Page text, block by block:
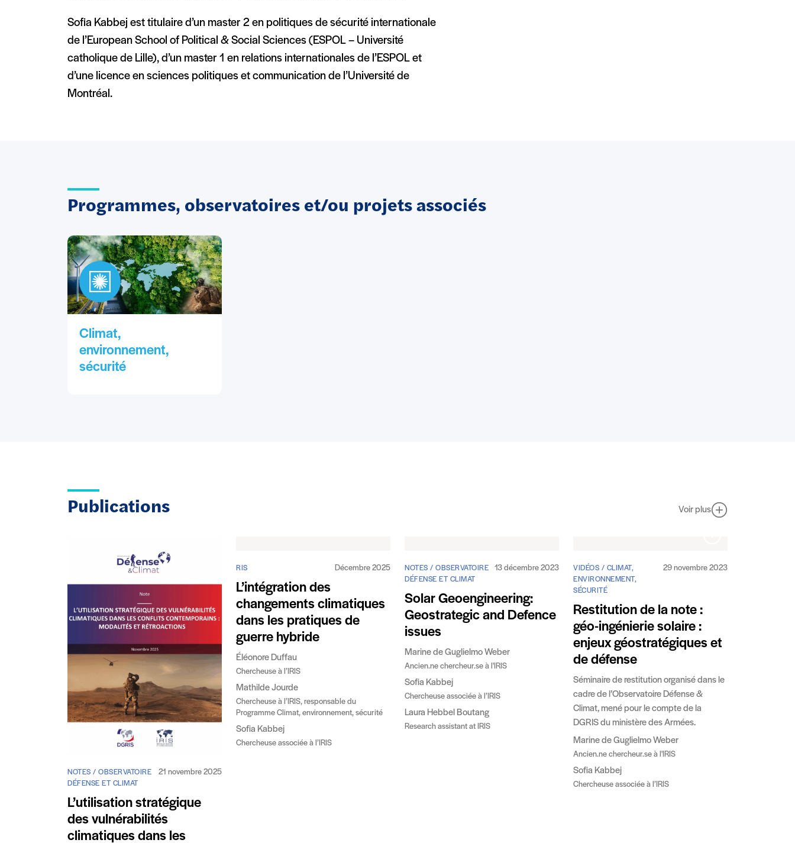
Sofia Kabbej est titulaire d’un master 2 en politiques de sécurité internationale
de l’European School of Political & Social Sciences (ESPOL – Université
catholique de Lille), d’un master 1 en relations internationales de l’ESPOL et
d’une licence en sciences politiques et communication de l’Université de
Montréal.
Programmes, observatoires et/ou projets associés
Climat,
environnement,
sécurité
Publications Voir plus
NOTES / OBSERVATOIRE
DÉFENSE ET CLIMAT
21 novembre 2025
L’utilisation stratégique
des vulnérabilités
climatiques dans les
RIS Décembre 2025
L’intégration des
changements climatiques
dans les pratiques de
guerre hybride
Éléonore Duffau
Chercheuse à l’IRIS
Mathilde Jourde
Chercheuse à l’IRIS, responsable du
Programme Climat, environnement, sécurité
Sofia Kabbej
Chercheuse associée à l’IRIS
NOTES / OBSERVATOIRE
DÉFENSE ET CLIMAT
13 décembre 2023
Solar Geoengineering:
Geostrategic and Defence
issues
Marine de Guglielmo Weber
Ancien.ne chercheur.se à l'IRIS
Sofia Kabbej
Chercheuse associée à l’IRIS
Laura Hebbel Boutang
Research assistant at IRIS
VIDÉOS / CLIMAT,
ENVIRONNEMENT,
SÉCURITÉ
29 novembre 2023
Restitution de la note :
géo-ingénierie solaire :
enjeux géostratégiques et
de défense
Séminaire de restitution organisé dans le
cadre de l’Observatoire Défense &
Climat, mené pour le compte de la
DGRIS du ministère des Armées.
Marine de Guglielmo Weber
Ancien.ne chercheur.se à l'IRIS
Sofia Kabbej
Chercheuse associée à l’IRIS